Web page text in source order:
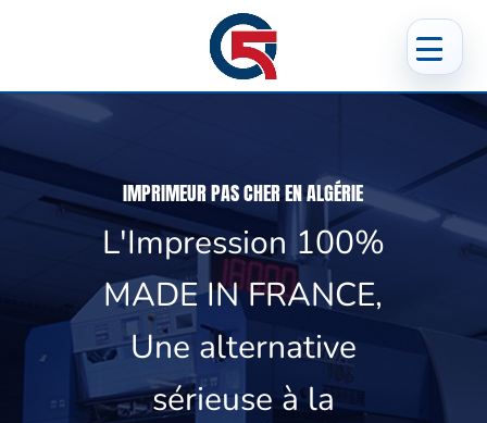
IMPRIMEUR PAS CHER EN ALGÉRIE
L'Impression 100%
MADE IN FRANCE,
Une alternative
sérieuse à la